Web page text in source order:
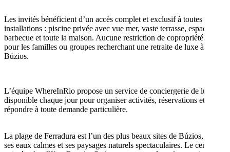
Les invités bénéficient d’un accès complet et exclusif à toutes les
installations : piscine privée avec vue mer, vaste terrasse, espace
barbecue et toute la maison. Aucune restriction de copropriété. Idéal
pour les familles ou groupes recherchant une retraite de luxe à
Búzios.
L’équipe WhereInRio propose un service de conciergerie de luxe
disponible chaque jour pour organiser activités, réservations et
répondre à toute demande particulière.
La plage de Ferradura est l’un des plus beaux sites de Búzios, avec
ses eaux calmes et ses paysages naturels spectaculaires. Le centre